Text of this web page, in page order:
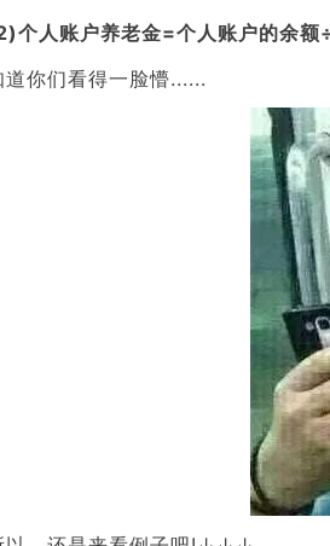
个人账户养老金=个人账户的余
道你们看得一脸懵......